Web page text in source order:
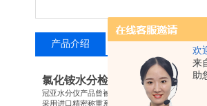
欢
来
助
产品介绍 相关产品
氯化铵水分检测仪有哪些？
冠亚水分仪产品曾被
、央视中文国际以及
采用进口精密称重系统称量取样，在测量样品重